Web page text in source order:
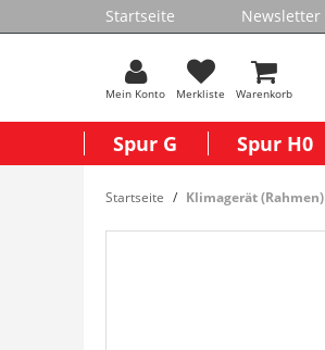
Startseite Newsletter
Mein Konto Merkliste Warenkorb
Spur G Spur H0
Startseite Klimagerät (Rahmen)